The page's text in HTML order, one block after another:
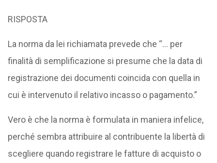
RISPOSTA
La norma da lei richiamata prevede che “… per
finalità di semplificazione si presume che la data di
registrazione dei documenti coincida con quella in
cui è intervenuto il relativo incasso o pagamento.”
Vero è che la norma è formulata in maniera infelice,
perché sembra attribuire al contribuente la libertà di
scegliere quando registrare le fatture di acquisto o